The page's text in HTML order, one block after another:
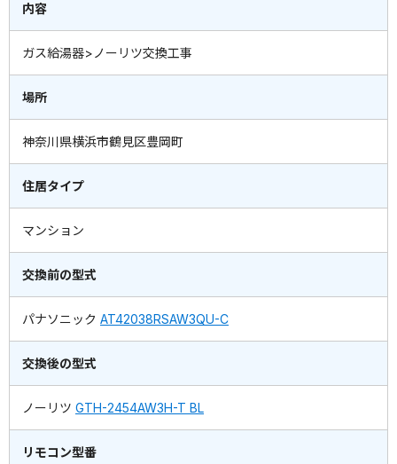
内容
ガス給湯器>ノーリツ交換工事
場所
神奈川県横浜市鶴見区豊岡町
住居タイプ
マンション
交換前の型式
パナソニック AT42038RSAW3QU-C
交換後の型式
ノーリツ GTH-2454AW3H-T BL
リモコン型番